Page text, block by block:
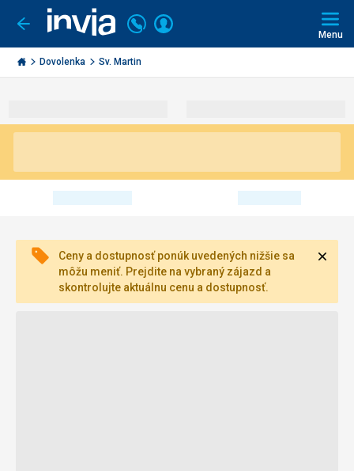
Ísť
späť
Invia.sk
Volajte
+421
2
Prihlásiť
Menu
Dovolenka Sv. Martin
Ceny a dostupnosť ponúk uvedených nižšie sa
môžu meniť. Prejdite na vybraný zájazd a
skontrolujte aktuálnu cenu a dostupnosť.